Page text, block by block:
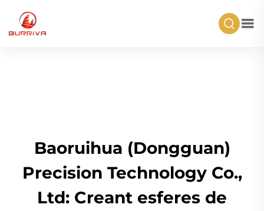
Baoruihua (Dongguan)
Precision Technology Co.,
Ltd: Creant esferes de